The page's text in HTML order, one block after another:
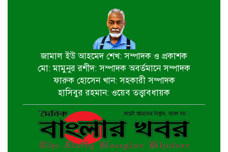
২৩তম রাষ্ট্রপতি নির্বাচন,ডাকছে সংসদের
বিশেষ অধিবেশন
একদিনের সফরে চট্টগ্রাম যাচ্ছেন
প্রধানমন্ত্রী
খুলনায় বইপড়া কর্মসূচির পুরস্কার
বিতরণী অনুষ্ঠিত
জামাল ইউ আহমেদ শেখ: সম্পাদক ও প্রকাশক
মো: মামুনুর রশীদ: সম্পাদক অবর্তমানে সম্পাদক
ফারুক হোসেন খান: সহকারী সম্পাদক
হাসিবুর রহমান: ওয়েব তত্ত্বাবধায়ক